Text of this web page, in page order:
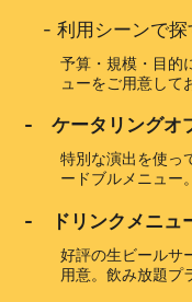
-利用シーンで探
予算・規模・目的
ューをご用意して
- ケータリングオ
特別な演出を使っ
ードブルメニュー
- ドリンクメニュ
好評の生ビールサ
用意。飲み放題プ